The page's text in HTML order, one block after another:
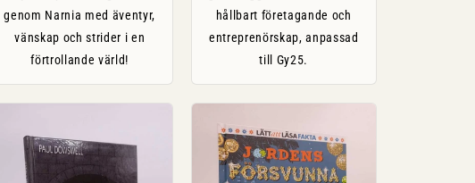
genom Narnia med äventyr,
vänskap och strider i en
förtrollande värld!
hållbart företagande och
entreprenörskap, anpassad
till Gy25.